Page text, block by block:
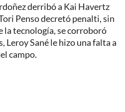
derribó a Kai Havertz
Penso decretó penalti, sin
la tecnología, se corroboró
Leroy Sané le hizo una falta a
campo.